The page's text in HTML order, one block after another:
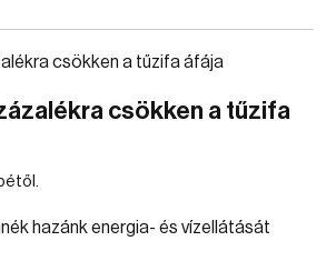
csökken a tűzifa